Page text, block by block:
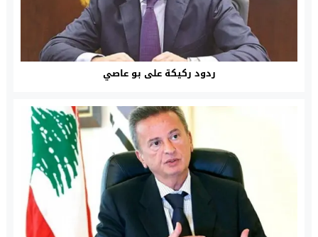
ردود ركيكة على بو عاصي